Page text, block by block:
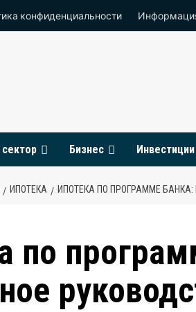
конфиденциальности
Бизнес Инвестиции
ИПОТЕКА ИПОТЕКА ПО ПРОГРАММЕ
по